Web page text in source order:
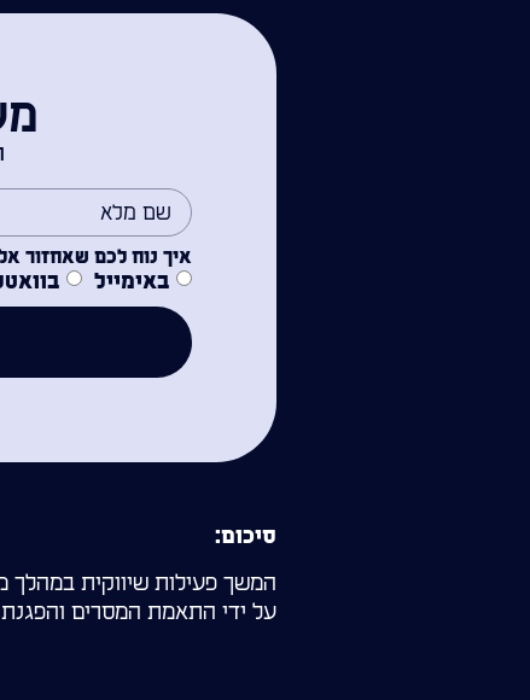
איך נוח לכם שאחזור
באימייל
סיכום:
המשך פעילות שיווקית
על ידי התאמת המסרים